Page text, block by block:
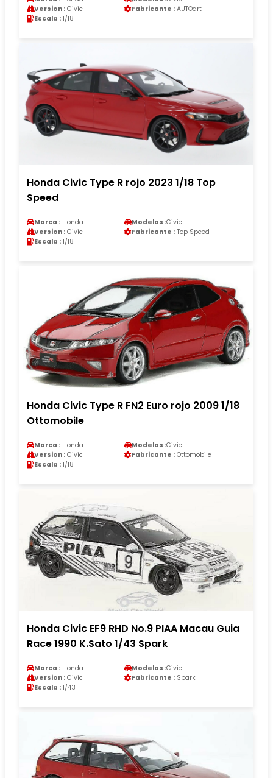
Version : Civic Fabricante : AUTOart
Escala : 1/18
Honda Civic Type R rojo 2023 1/18 Top
Speed
Marca : Honda Modelos :Civic
Version : Civic Fabricante : Top Speed
Escala : 1/18
Honda Civic Type R FN2 Euro rojo 2009 1/18
Ottomobile
Marca : Honda Modelos :Civic
Version : Civic Fabricante : Ottomobile
Escala : 1/18
Honda Civic EF9 RHD No.9 PIAA Macau Guia
Race 1990 K.Sato 1/43 Spark
Marca : Honda Modelos :Civic
Version : Civic Fabricante : Spark
Escala : 1/43